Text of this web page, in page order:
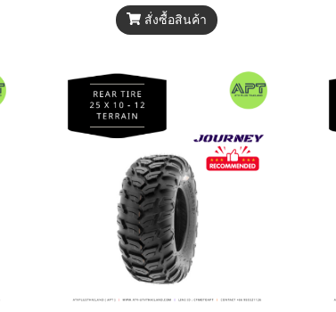
สั่งซื้อสินค้า